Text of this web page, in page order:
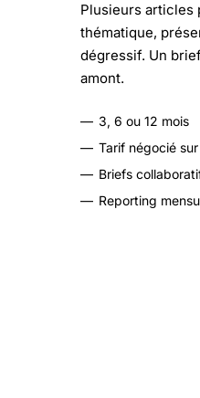
Plusieurs articles
thématique,
dégressif. Un
amont.
— 3, 6 ou 12 mois
— Tarif négocié
— Briefs
— Reporting